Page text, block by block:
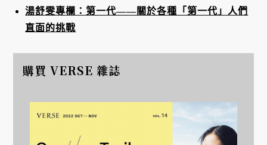
湯舒雯專欄：第一代——關於各種「第一代」人們
直面的挑戰
購買 VERSE 雜誌